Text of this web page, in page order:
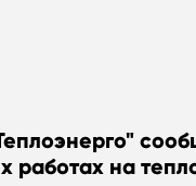
работах на